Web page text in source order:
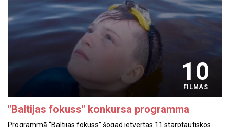
10
FILMAS
"Baltijas fokuss" konkursa programma
​​Programmā “Baltijas fokuss” šogad ietvertas 11 starptautiskos